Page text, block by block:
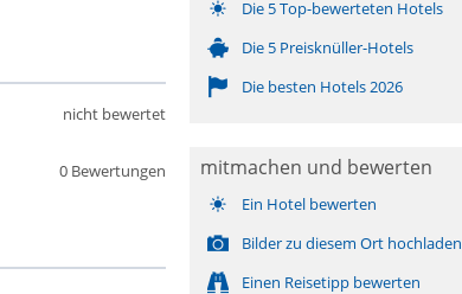
0 Bewertungen
nicht bewertet
Die 5 Top-bewerteten Hotels
Die 5 Preisknüller-Hotels
Die besten Hotels 2026
mitmachen und bewerten
Ein Hotel bewerten
Bilder zu diesem Ort hochladen
Einen Reisetipp bewerten